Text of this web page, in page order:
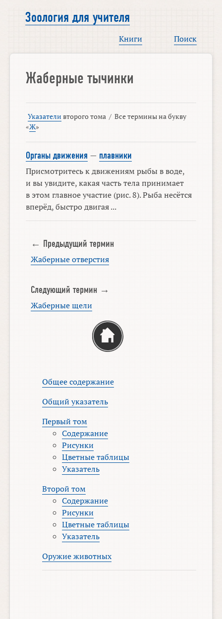
Зоология для учителя
Книги Поиск
Жаберные тычинки
Указатели второго тома / Все термины на букву
«Ж»
Органы движения — плавники
Присмотритесь к движениям рыбы в воде,
и вы увидите, какая часть тела принимает
в этом главное участие (рис. 8). Рыба несётся
вперёд, быстро двигая ...
← Предыдущий термин
Жаберные отверстия
Следующий термин →
Жаберные щели
Общее содержание
Общий указатель
Первый том
Содержание
Рисунки
Цветные таблицы
Указатель
Второй том
Содержание
Рисунки
Цветные таблицы
Указатель
Оружие животных